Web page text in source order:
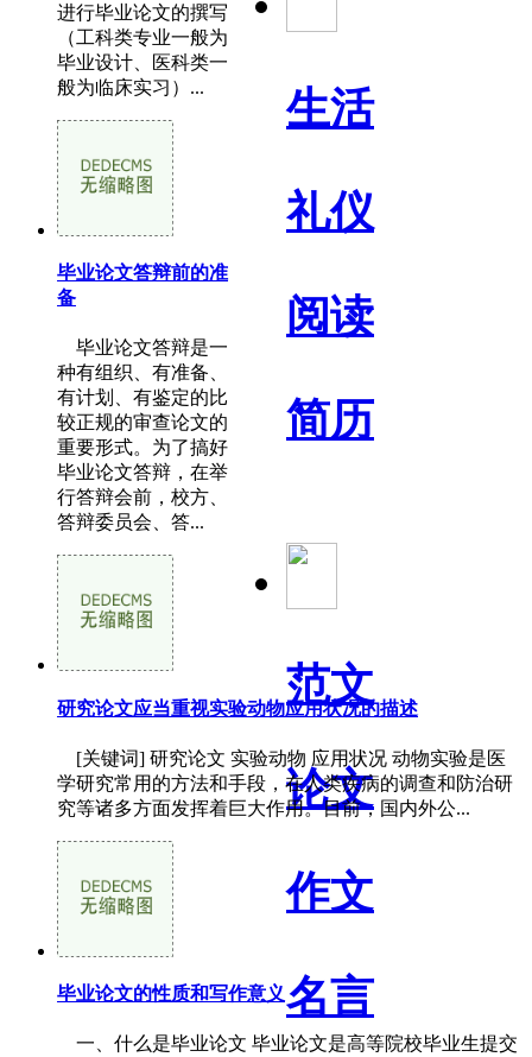
生活
礼仪
阅读
简历
范文
论文
作文
名言
进行毕业论文的撰写
（工科类专业一般为
毕业设计、医科类一
般为临床实习）...
毕业论文答辩前的准
备
毕业论文答辩是一
种有组织、有准备、
有计划、有鉴定的比
较正规的审查论文的
重要形式。为了搞好
毕业论文答辩，在举
行答辩会前，校方、
答辩委员会、答...
研究论文应当重视实验动物应用状况的描述
[关键词] 研究论文 实验动物 应用状况 动物实验是医
学研究常用的方法和手段，在人类疾病的调查和防治研
究等诸多方面发挥着巨大作用。目前，国内外公...
毕业论文的性质和写作意义
一、什么是毕业论文 毕业论文是高等院校毕业生提交